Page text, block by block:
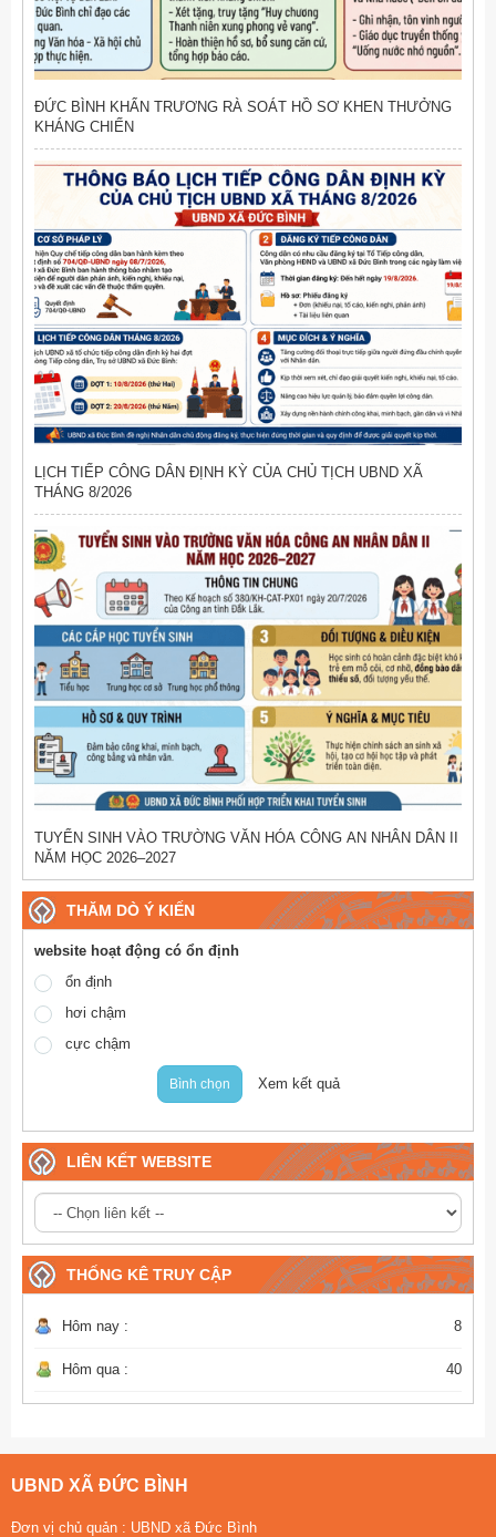
ĐỨC BÌNH KHẨN TRƯƠNG RÀ SOÁT HỒ SƠ KHEN THƯỞNG
KHÁNG CHIẾN
LỊCH TIẾP CÔNG DÂN ĐỊNH KỲ CỦA CHỦ TỊCH UBND XÃ
THÁNG 8/2026
TUYỂN SINH VÀO TRƯỜNG VĂN HÓA CÔNG AN NHÂN DÂN II
NĂM HỌC 2026–2027
THĂM DÒ Ý KIẾN
website hoạt động có ổn định
ổn định
hơi chậm
cực chậm
Bình chọn Xem kết quả
LIÊN KẾT WEBSITE
THỐNG KÊ TRUY CẬP
Hôm nay : 8
Hôm qua : 40
UBND XÃ ĐỨC BÌNH
Đơn vị chủ quản : UBND xã Đức Bình